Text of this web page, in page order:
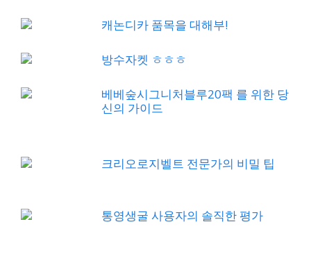
캐논디카 품목을 대해부!
방수자켓 ㅎㅎㅎ
베베숲시그니처블루20팩 를 위한 당
신의 가이드
크리오로지벨트 전문가의 비밀 팁
통영생굴 사용자의 솔직한 평가